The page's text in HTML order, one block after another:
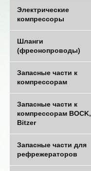
Электрические
компрессоры
Шланги
(фреонопроводы)
Запасные части к
компрессорам
Запасные части к
компрессорам BOCK,
Bitzer
Запасные части для
рефрежераторов